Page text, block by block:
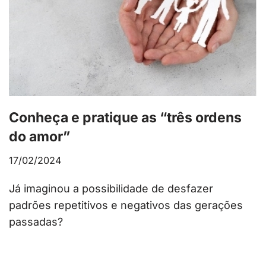
Conheça e pratique as “três ordens
do amor”
17/02/2024
Já imaginou a possibilidade de desfazer
padrões repetitivos e negativos das gerações
passadas?